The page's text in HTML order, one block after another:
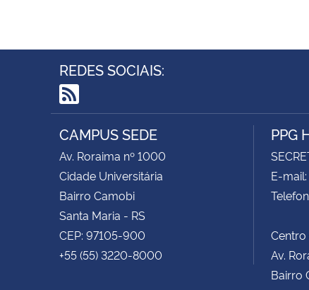
REDES SOCIAIS:
RSS
CAMPUS SEDE
Av. Roraima nº 1000
Cidade Universitária
Bairro Camobi
Santa Maria - RS
CEP: 97105-900
+55 (55) 3220-8000
PPG
E-
Centro
Av.
Bairro